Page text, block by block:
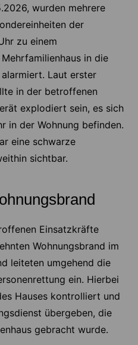
wurden mehrere
der
zu einem
in die
Laut erster
in der betroffenen
explodiert sein, es sich
in der Wohnung befinden.
eine schwarze
sichtbar.
Einsatzkräfte
Wohnungsbrand im
leiteten umgehend die
ein. Hierbei
Hauses kontrolliert und
übergeben, die
gebracht wurde.